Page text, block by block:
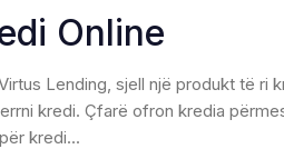
Online
Lending, sjell një produkt të ri
kredi. Çfarë ofron kredia
kredi...